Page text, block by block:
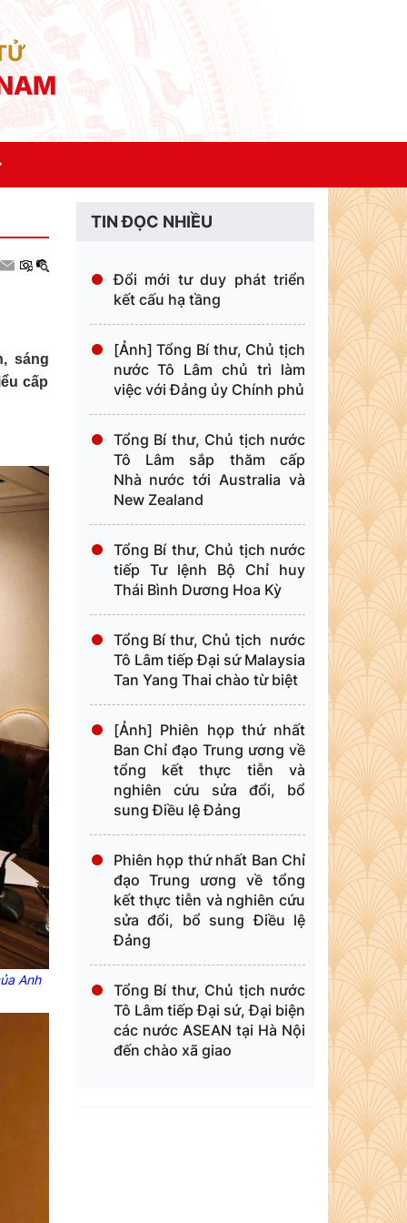
sáng
cấp
Anh
TIN ĐỌC NHIỀU
Đổi mới tư duy phát triển
kết cấu hạ tầng
[Ảnh] Tổng Bí thư, Chủ tịch
nước Tô Lâm chủ trì làm
việc với Đảng ủy Chính phủ
Tổng Bí thư, Chủ tịch nước
Tô Lâm sắp thăm cấp
Nhà nước tới Australia và
New Zealand
Tổng Bí thư, Chủ tịch nước
tiếp Tư lệnh Bộ Chỉ huy
Thái Bình Dương Hoa Kỳ
Tổng Bí thư, Chủ tịch nước
Tô Lâm tiếp Đại sứ Malaysia
Tan Yang Thai chào từ biệt
[Ảnh] Phiên họp thứ nhất
Ban Chỉ đạo Trung ương về
tổng kết thực tiễn và
nghiên cứu sửa đổi, bổ
sung Điều lệ Đảng
Phiên họp thứ nhất Ban Chỉ
đạo Trung ương về tổng
kết thực tiễn và nghiên cứu
sửa đổi, bổ sung Điều lệ
Đảng
Tổng Bí thư, Chủ tịch nước
Tô Lâm tiếp Đại sứ, Đại biện
các nước ASEAN tại Hà Nội
đến chào xã giao